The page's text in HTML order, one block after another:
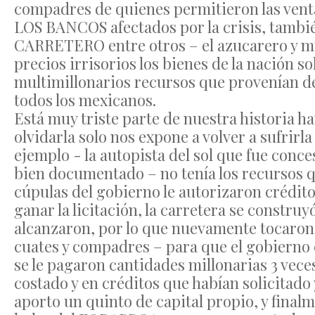
compadres de quienes permitieron las
LOS BANCOS afectados por la crisis,
CARRETERO entre otros – el azucarero y
precios irrisorios los bienes de la nación
multimillonarios recursos que provenían
todos los mexicanos.
Está muy triste parte de nuestra historia
olvidarla solo nos expone a volver a
ejemplo - la autopista del sol que fue
bien documentado – no tenía los recursos
cúpulas del gobierno le autorizaron
ganar la licitación, la carretera se
alcanzaron, por lo que nuevamente
cuates y compadres – para que el
se le pagaron cantidades millonarias 3
costado y en créditos que habían
aporto un quinto de capital propio, y